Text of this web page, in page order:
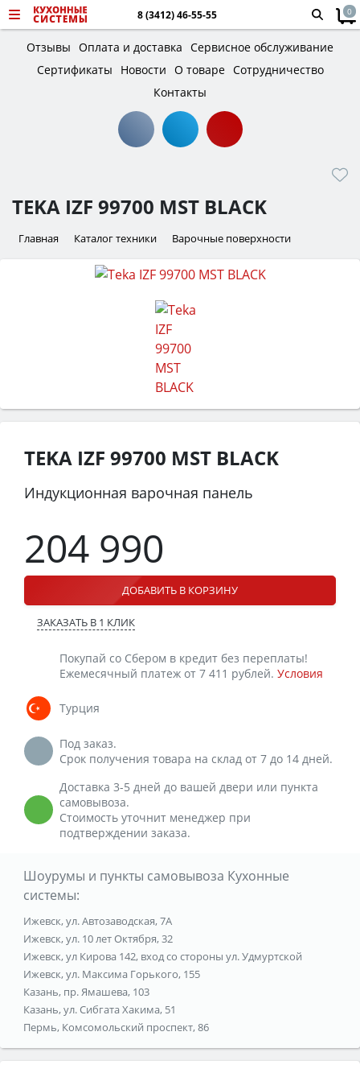
8 (3412) 46-55-55 0
Отзывы Оплата и доставка Сервисное обслуживание
Сертификаты
Новости О товаре Сотрудничество
Контакты
TEKA IZF 99700 MST BLACK
Главная Каталог техники Варочные поверхности
TEKA IZF 99700 MST BLACK
Индукционная варочная панель
204 990
ДОБАВИТЬ В КОРЗИНУ
ЗАКАЗАТЬ В 1 КЛИК
Покупай со Сбером в кредит без переплаты!
Ежемесячный платеж от 7 411 рублей. Условия
Турция
Под заказ.
Срок получения товара на склад от 7 до 14 дней.
Доставка 3-5 дней до вашей двери или пункта
самовывоза.
Стоимость уточнит менеджер при
подтверждении заказа.
Шоурумы и пункты самовывоза Кухонные
системы:
Ижевск, ул. Автозаводская, 7А
Ижевск, ул. 10 лет Октября, 32
Ижевск, ул Кирова 142, вход со стороны ул. Удмуртской
Ижевск, ул. Максима Горького, 155
Казань, пр. Ямашева, 103
Казань, ул. Сибгата Хакима, 51
Пермь, Комсомольский проспект, 86